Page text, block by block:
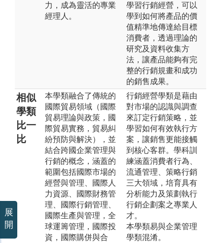
力，成為靈活的專業
經理人。
學習行銷經營，可以
學到如何將產品的價
值精準地傳達給目標
消費者，透過理論的
研究及資料收集方
法，讓產品能夠有完
整的行銷規畫和成功
的銷售成果。
相似
學類
比一
比
本學類融合了傳統的
國際貿易領域（國際
貿易理論與政策，國
際貿易實務，貿易糾
紛預防與解決），並
結合跨國企業管理與
行銷的概念，涵蓋的
範圍包括國際市場的
經營與管理、國際人
力資源、國際財務管
理、國際行銷管理、
國際生產與管理，全
球運籌管理，國際投
資，國際購併與合
行銷經營學類是藉由
對市場的認識與調查
來訂定行銷策略，並
學習如何有效執行方
案，讓銷售更能接觸
到核心客群。學科訓
練涵蓋消費者行為、
流通管理、策略行銷
三大領域，培育具有
分析能力及策劃執行
行銷企劃案之專業人
才。
本學類易與企業管理
學類混淆。
展
開